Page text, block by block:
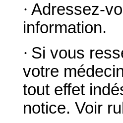
· Adressez-
information.
· Si vous
votre
tout effet
notice. Voir